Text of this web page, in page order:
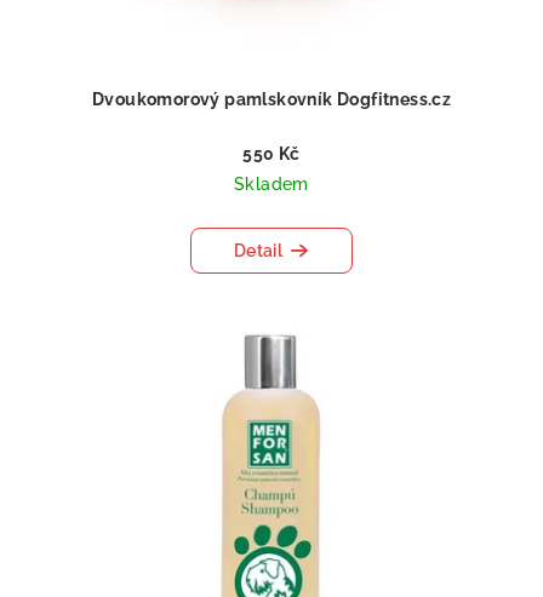
Dvoukomorový pamlskovník Dogfitness.cz
550 Kč
Skladem
Detail